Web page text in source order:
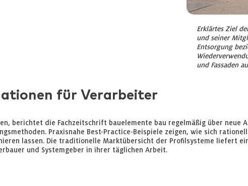
Erklärtes Ziel
und seiner
Entsorgung
und Fassaden
für Verarbeiter
berichtet die Fachzeitschrift bauelemente bau regelmäßig über neue
Praxisnahe Best-Practice-Beispiele zeigen, wie sich
lassen. Die traditionelle Marktübersicht der Profilsysteme liefert
und Systemgeber in ihrer täglichen Arbeit.